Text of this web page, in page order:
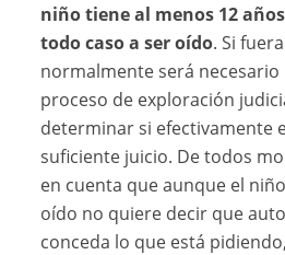
niño tiene al menos 12
todo caso a ser oído. Si
normalmente será necesario
proceso de exploración
determinar si efectivamente
suficiente juicio. De todos
en cuenta que aunque el
oído no quiere decir que
conceda lo que está